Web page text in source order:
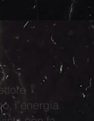
l'energia